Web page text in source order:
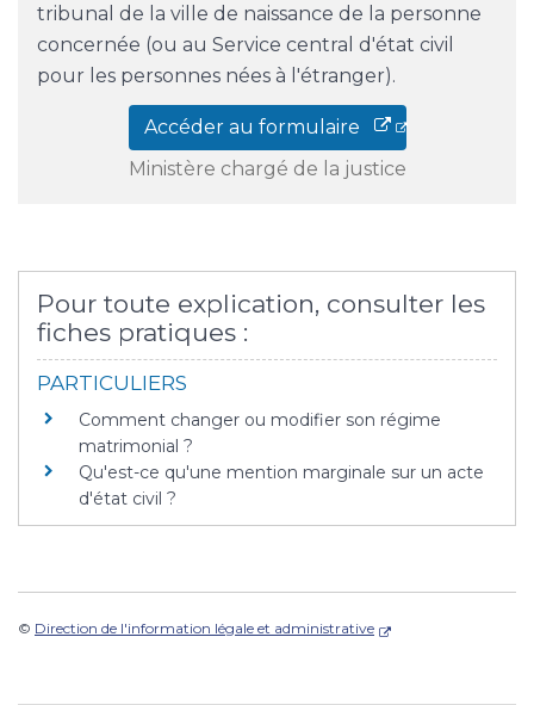
tribunal de la ville de naissance de la personne
concernée (ou au Service central d'état civil
pour les personnes nées à l'étranger).
Accéder au formulaire
Ministère chargé de la justice
Pour toute explication, consulter les
fiches pratiques :
PARTICULIERS
Comment changer ou modifier son régime
matrimonial ?
Qu'est-ce qu'une mention marginale sur un acte
d'état civil ?
© Direction de l'information légale et administrative